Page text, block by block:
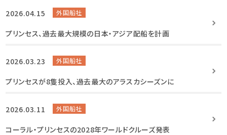
2026.04.15 外国船社
プリンセス、過去最大規模の日本・アジア配船を計画
2026.03.23 外国船社
プリンセスが8隻投入、過去最大のアラスカシーズンに
2026.03.11 外国船社
コーラル・プリンセスの2028年ワールドクルーズ発表